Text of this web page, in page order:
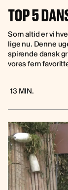
TOP 5
Som altid er vi
lige nu. Denne
spirende dansk
vores fem
13 MIN.